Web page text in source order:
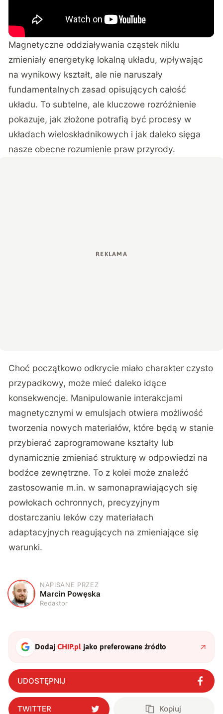
Magnetyczne oddziaływania cząstek niklu
zmieniały energetykę lokalną układu, wpływając
na wynikowy kształt, ale nie naruszały
fundamentalnych zasad opisujących całość
układu. To subtelne, ale kluczowe rozróżnienie
pokazuje, jak złożone potrafią być procesy w
układach wieloskładnikowych i jak daleko sięga
nasze obecne rozumienie praw przyrody.
Choć początkowo odkrycie miało charakter czysto
przypadkowy, może mieć daleko idące
konsekwencje. Manipulowanie interakcjami
magnetycznymi w emulsjach otwiera możliwość
tworzenia nowych materiałów, które będą w stanie
przybierać zaprogramowane kształty lub
dynamicznie zmieniać strukturę w odpowiedzi na
bodźce zewnętrzne. To z kolei może znaleźć
zastosowanie m.in. w samonaprawiających się
powłokach ochronnych, precyzyjnym
dostarczaniu leków czy materiałach
adaptacyjnych reagujących na zmieniające się
warunki.
M
NAPISANE PRZEZ
Marcin Powęska
Redaktor
DodajCHIP.pl jako preferowane źródło
UDOSTĘPNIJ
TWITTER Kopiuj